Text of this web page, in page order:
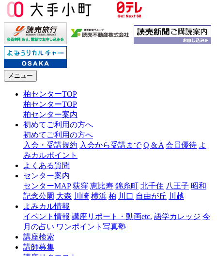
メニュー
柏センターTOP
柏センターTOP
柏センター案内
初めてご利用の方へ
初めてご利用の方へ
入会・受講規約 入会から受講まで Q & A 会員優待 よ
みカルポイント
よくある質問
センター案内
センターMAP 荻窪 恵比寿 錦糸町 北千住 八王子 昭和
記念公園 大森 川崎 横浜 柏 川口 自由が丘 川越
よみカル情報
イベント情報 講座リポート・動画etc. 語学カレッジ 今
月の占い ワンポイント写真塾
講座検索
講師募集